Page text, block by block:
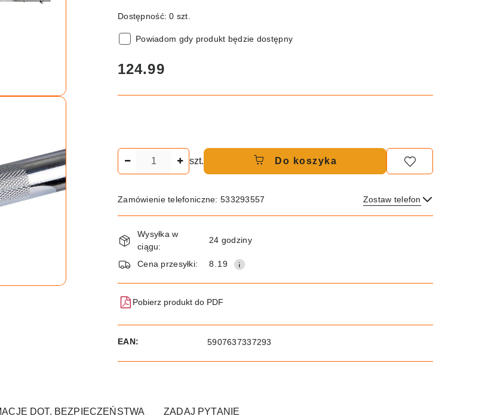
Dostępność:0 szt.
Powiadom gdy produkt będzie dostępny
cena:
124.99
szt. Do koszyka
Zamówienie telefoniczne: 533293557 Zostaw telefon
Wyślij
Dostępność
i
dostawa
Wysyłka w
ciągu:
24 godziny
Cena przesyłki: 8.19
Pobierz produkt do PDF
EAN: 5907637337293
DOT. BEZPIECZEŃSTWA ZADAJ PYTANIE